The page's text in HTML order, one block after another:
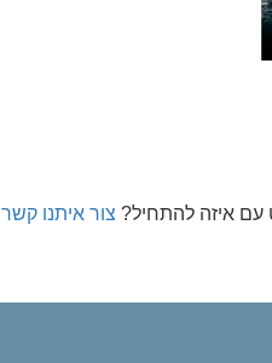
עם איזה להתחיל? צור איתנו קשר